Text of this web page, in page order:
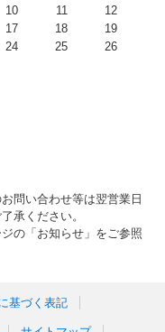
10 11
12
17 18
19
24 25
26
問い合わせ等は翌営業日
承ください。
の「お知らせ」をご参照
基づく表記